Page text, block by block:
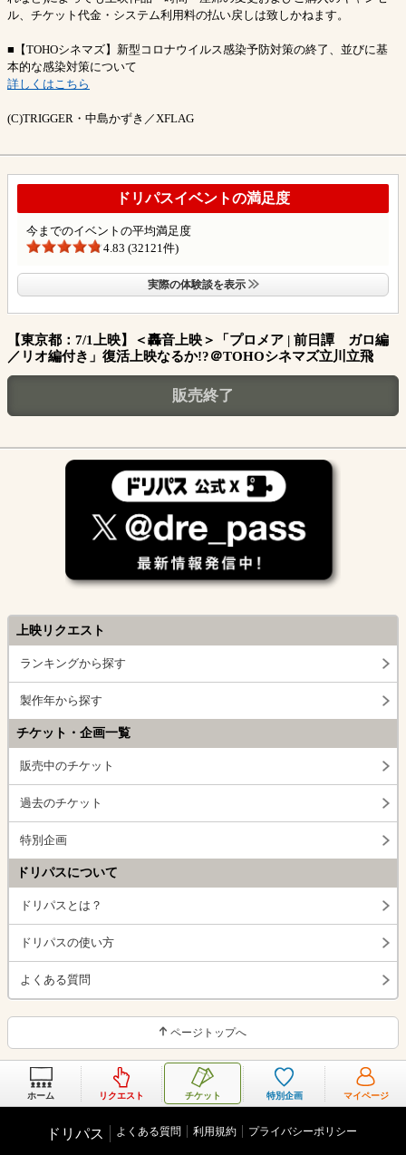
ル、チケット代金・システム利用料の払い戻しは致しかねます。
■【TOHOシネマズ】新型コロナウイルス感染予防対策の終了、並びに基
本的な感染対策について
詳しくはこちら
(C)TRIGGER・中島かずき／XFLAG
ドリパスイベントの満足度
今までのイベントの平均満足度
4.83 (32121件)
実際の体験談を表示
【東京都：7/1上映】＜轟音上映＞「プロメア | 前日譚 ガロ編
／リオ編付き」復活上映なるか!?＠TOHOシネマズ立川立飛
販売終了
上映リクエスト
ランキングから探す
製作年から探す
チケット・企画一覧
販売中のチケット
過去のチケット
特別企画
ドリパスについて
ドリパスとは？
ドリパスの使い方
よくある質問
ページトップへ
ホーム リクエスト チケット 特別企画 マイページ
ドリパス よくある質問 利用規約 プライバシーポリシー